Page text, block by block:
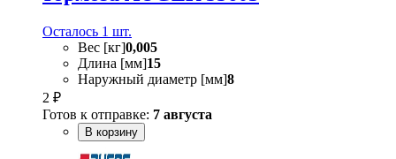
Осталось 1 шт.
Вес [кг]0,005
Длина [мм]15
Наружный диаметр [мм]8
2 ₽
Готов к отправке: 7 августа
В корзину